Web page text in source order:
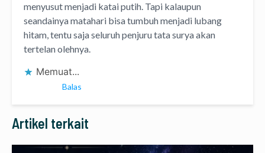
menyusut menjadi katai putih. Tapi kalaupun
seandainya matahari bisa tumbuh menjadi lubang
hitam, tentu saja seluruh penjuru tata surya akan
tertelan olehnya.
Memuat...
Balas
Artikel terkait